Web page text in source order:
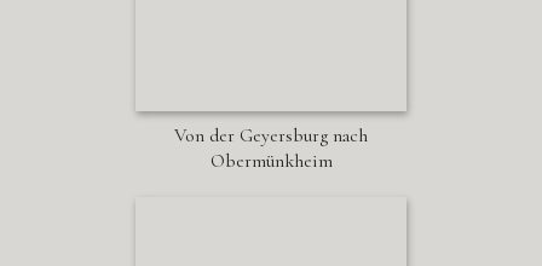
Von der Geyersburg nach
Obermünkheim